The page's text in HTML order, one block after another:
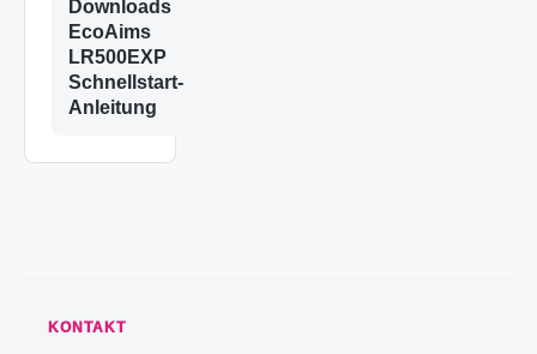
Downloads
EcoAims
LR500EXP
Schnellstart-
Anleitung
KONTAKT